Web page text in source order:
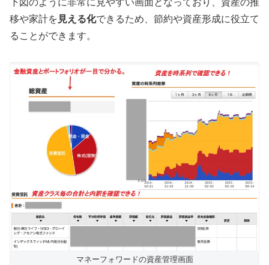
下図のように非常に見やすい画面となっており、資産の推
移や家計を 見える化できるため、節約や資産形成に役立て
ることができます。
マネーフォワードの資産管理画面